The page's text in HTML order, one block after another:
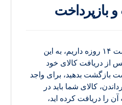
بازپرداخت
ما یک خط مشی بازگشت ۱۴ روزه داریم، به این
شما ۱۴ روز پس از دریافت کالای خود
بازگشت بدهید، برای واجد
کالای شما باید در
را دریافت کرده اید،